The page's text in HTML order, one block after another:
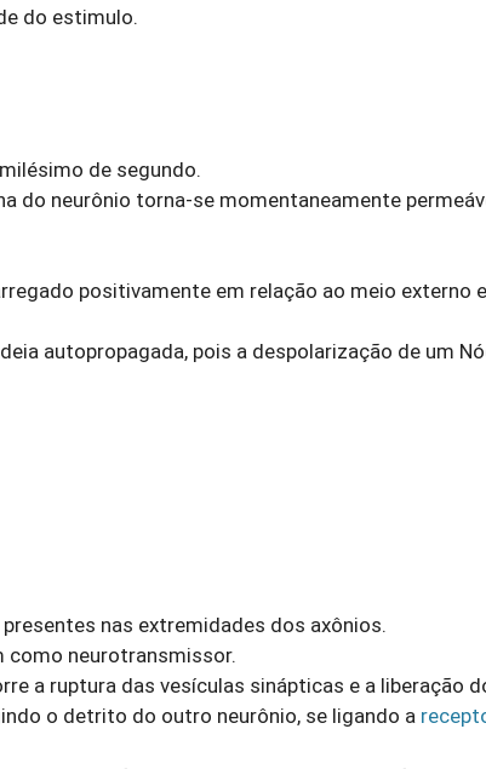
do estimulo.
de segundo.
do neurônio torna-se momentaneamente
positivamente em relação ao meio externo e
autopropagada, pois a despolarização de um
nas extremidades dos axônios.
como neurotransmissor.
a ruptura das vesículas sinápticas e a liberação
o detrito do outro neurônio, se ligando a